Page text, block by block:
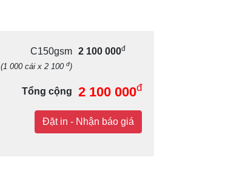
C150gsm
(1 000 cái x 2 100 đ)
2 100 000đ
Tổng cộng 2 100 000đ
Đặt in - Nhận báo giá